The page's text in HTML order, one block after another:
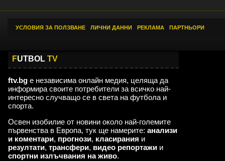
УСЛОВИЯ ЗА ПОЛЗВАНЕ ЛИЧНИ ДАННИ РЕКЛАМА ПАРТНЬОРИ
FUTBOL TV
ftv.bg е независима онлайн медия, целяща да
информира своите потребители за всичко най-
интересно случващо се в света на футбола и
спорта.
Освен изобилие от новини около най-големите
първенства в Европа, тук ще намерите: анализи
и коментари, прогнози, класирания и
резултати, трансфери, видео репортажи и
спортни излъчвания на живо.